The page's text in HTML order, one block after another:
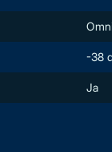
-38
Ja